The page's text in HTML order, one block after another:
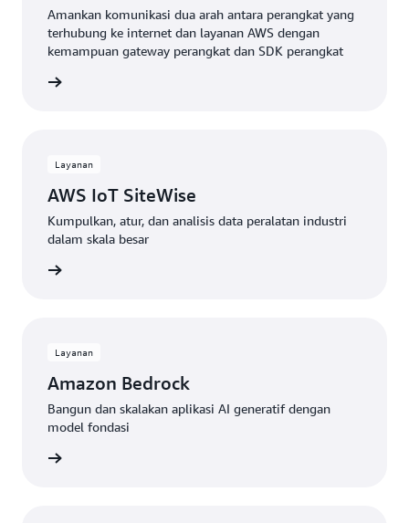
Amankan komunikasi dua arah antara perangkat yang
terhubung ke internet dan layanan AWS dengan
kemampuan gateway perangkat dan SDK perangkat
Layanan
AWS IoT SiteWise
Kumpulkan, atur, dan analisis data peralatan industri
dalam skala besar
Layanan
Amazon Bedrock
Bangun dan skalakan aplikasi AI generatif dengan
model fondasi